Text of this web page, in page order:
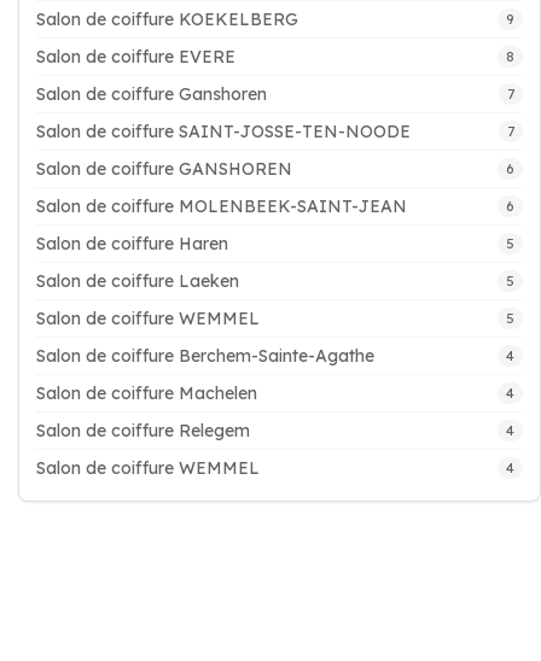
Salon de coiffure KOEKELBERG 9
Salon de coiffure EVERE 8
Salon de coiffure Ganshoren 7
Salon de coiffure SAINT-JOSSE-TEN-NOODE 7
Salon de coiffure GANSHOREN 6
Salon de coiffure MOLENBEEK-SAINT-JEAN 6
Salon de coiffure Haren 5
Salon de coiffure Laeken 5
Salon de coiffure WEMMEL 5
Salon de coiffure Berchem-Sainte-Agathe 4
Salon de coiffure Machelen 4
Salon de coiffure Relegem 4
Salon de coiffure WEMMEL 4